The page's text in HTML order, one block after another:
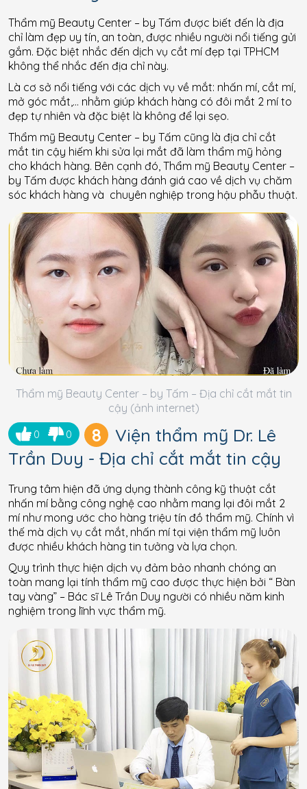
Thẩm mỹ Beauty Center – by Tấm được biết đến là địa
chỉ làm đẹp uy tín, an toàn, được nhiều người nổi tiếng gửi
gắm. Đặc biệt nhắc đến dịch vụ cắt mí đẹp tại TPHCM
không thể nhắc đến địa chỉ này.
Là cơ sở nổi tiếng với các dịch vụ về mắt: nhấn mí, cắt mí,
mở góc mắt,… nhằm giúp khách hàng có đôi mắt 2 mí to
đẹp tự nhiên và đặc biệt là không để lại sẹo.
Thẩm mỹ Beauty Center – by Tấm cũng là địa chỉ cắt
mắt tin cậy hiếm khi sửa lại mắt đã làm thẩm mỹ hỏng
cho khách hàng. Bên cạnh đó, Thẩm mỹ Beauty Center –
by Tấm được khách hàng đánh giá cao về dịch vụ chăm
sóc khách hàng và chuyên nghiệp trong hậu phẫu thuật.
Thẩm mỹ Beauty Center – by Tấm – Địa chỉ cắt mắt tin
cậy (ảnh internet)
0 0 8
Viện thẩm mỹ Dr. Lê
Trần Duy - Địa chỉ cắt mắt tin cậy
Trung tâm hiện đã ứng dụng thành công kỹ thuật cắt
nhấn mí bằng công nghệ cao nhằm mang lại đôi mắt 2
mí như mong ước cho hàng triệu tín đồ thẩm mỹ. Chính vì
thế mà dịch vụ cắt mắt, nhấn mí tại viện thẩm mỹ luôn
được nhiều khách hàng tin tưởng và lựa chọn.
Quy trình thực hiện dịch vụ đảm bảo nhanh chóng an
toàn mang lại tính thẩm mỹ cao được thực hiện bởi “ Bàn
tay vàng” – Bác sĩ Lê Trần Duy người có nhiều năm kinh
nghiệm trong lĩnh vực thẩm mỹ.